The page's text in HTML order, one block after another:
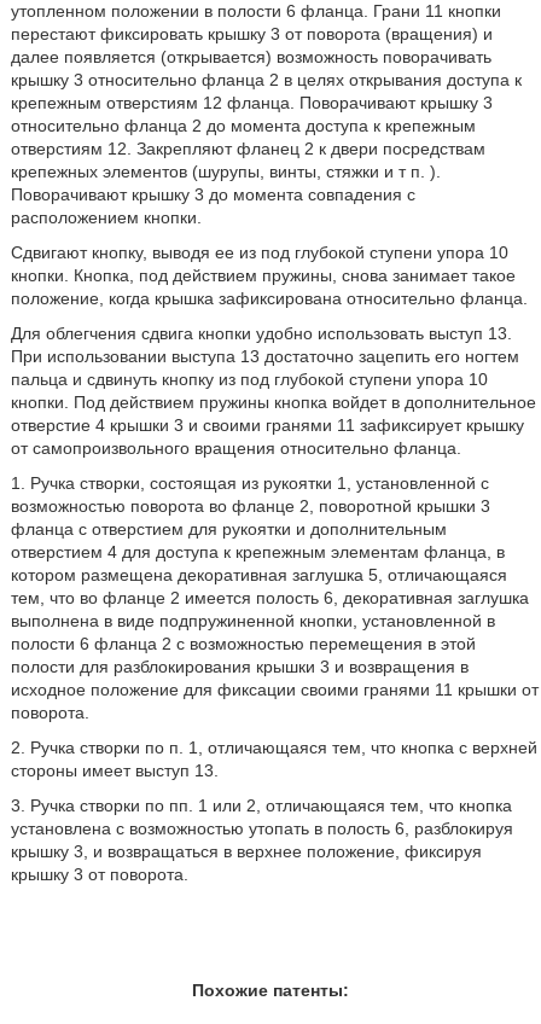
утопленном положении в полости 6 фланца. Грани 11 кнопки
перестают фиксировать крышку 3 от поворота (вращения) и
далее появляется (открывается) возможность поворачивать
крышку 3 относительно фланца 2 в целях открывания доступа к
крепежным отверстиям 12 фланца. Поворачивают крышку 3
относительно фланца 2 до момента доступа к крепежным
отверстиям 12. Закрепляют фланец 2 к двери посредствам
крепежных элементов (шурупы, винты, стяжки и т п. ).
Поворачивают крышку 3 до момента совпадения с
расположением кнопки.
Сдвигают кнопку, выводя ее из под глубокой ступени упора 10
кнопки. Кнопка, под действием пружины, снова занимает такое
положение, когда крышка зафиксирована относительно фланца.
Для облегчения сдвига кнопки удобно использовать выступ 13.
При использовании выступа 13 достаточно зацепить его ногтем
пальца и сдвинуть кнопку из под глубокой ступени упора 10
кнопки. Под действием пружины кнопка войдет в дополнительное
отверстие 4 крышки 3 и своими гранями 11 зафиксирует крышку
от самопроизвольного вращения относительно фланца.
1. Ручка створки, состоящая из рукоятки 1, установленной с
возможностью поворота во фланце 2, поворотной крышки 3
фланца с отверстием для рукоятки и дополнительным
отверстием 4 для доступа к крепежным элементам фланца, в
котором размещена декоративная заглушка 5, отличающаяся
тем, что во фланце 2 имеется полость 6, декоративная заглушка
выполнена в виде подпружиненной кнопки, установленной в
полости 6 фланца 2 с возможностью перемещения в этой
полости для разблокирования крышки 3 и возвращения в
исходное положение для фиксации своими гранями 11 крышки от
поворота.
2. Ручка створки по п. 1, отличающаяся тем, что кнопка с верхней
стороны имеет выступ 13.
3. Ручка створки по пп. 1 или 2, отличающаяся тем, что кнопка
установлена с возможностью утопать в полость 6, разблокируя
крышку 3, и возвращаться в верхнее положение, фиксируя
крышку 3 от поворота.
Похожие патенты: